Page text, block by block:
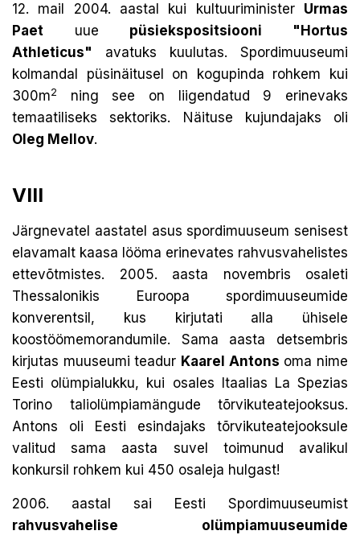
12. mail 2004. aastal kui kultuuriminister Urmas
Paet uue püsiekspositsiooni "Hortus
Athleticus" avatuks kuulutas. Spordimuuseumi
kolmandal püsinäitusel on kogupinda rohkem kui
300m2
ning see on liigendatud 9 erinevaks
temaatiliseks sektoriks. Näituse kujundajaks oli
Oleg Mellov.
VIII
Järgnevatel aastatel asus spordimuuseum senisest
elavamalt kaasa lööma erinevates rahvusvahelistes
ettevõtmistes. 2005. aasta novembris osaleti
Thessalonikis Euroopa spordimuuseumide
konverentsil, kus kirjutati alla ühisele
koostöömemorandumile. Sama aasta detsembris
kirjutas muuseumi teadur Kaarel Antons oma nime
Eesti olümpialukku, kui osales Itaalias La Spezias
Torino taliolümpiamängude tõrvikuteatejooksus.
Antons oli Eesti esindajaks tõrvikuteatejooksule
valitud sama aasta suvel toimunud avalikul
konkursil rohkem kui 450 osaleja hulgast!
2006. aastal sai Eesti Spordimuuseumist
rahvusvahelise olümpiamuuseumide